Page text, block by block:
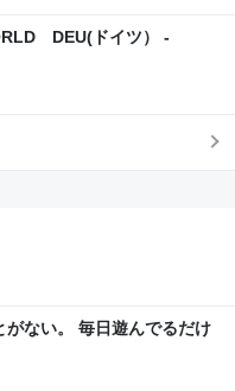
DEU(ドイツ） -
ない。 毎日遊んでるだけ